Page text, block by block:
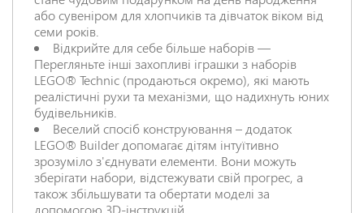
або сувеніром для хлопчиків та дівчаток віком від
семи років.
Відкрийте для себе більше наборів —
Перегляньте інші захопливі іграшки з наборів
LEGO® Technic (продаються окремо), які мають
реалістичні рухи та механізми, що надихнуть юних
будівельників.
Веселий спосіб конструювання – додаток
LEGO® Builder допомагає дітям інтуїтивно
зрозуміло з'єднувати елементи. Вони можуть
зберігати набори, відстежувати свій прогрес, а
також збільшувати та обертати моделі за
допомогою 3D-інструкцій.